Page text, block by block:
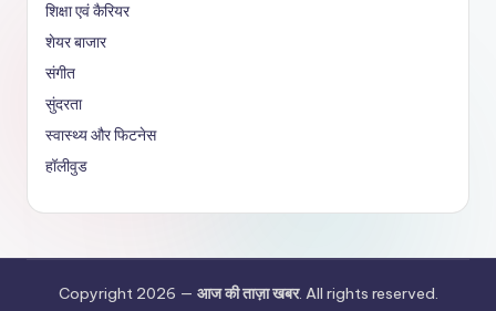
शिक्षा एवं कैरियर
शेयर बाजार
संगीत
सुंदरता
स्वास्थ्य और फिटनेस
हॉलीवुड
Copyright 2026 — आज की ताज़ा खबर. All rights reserved.